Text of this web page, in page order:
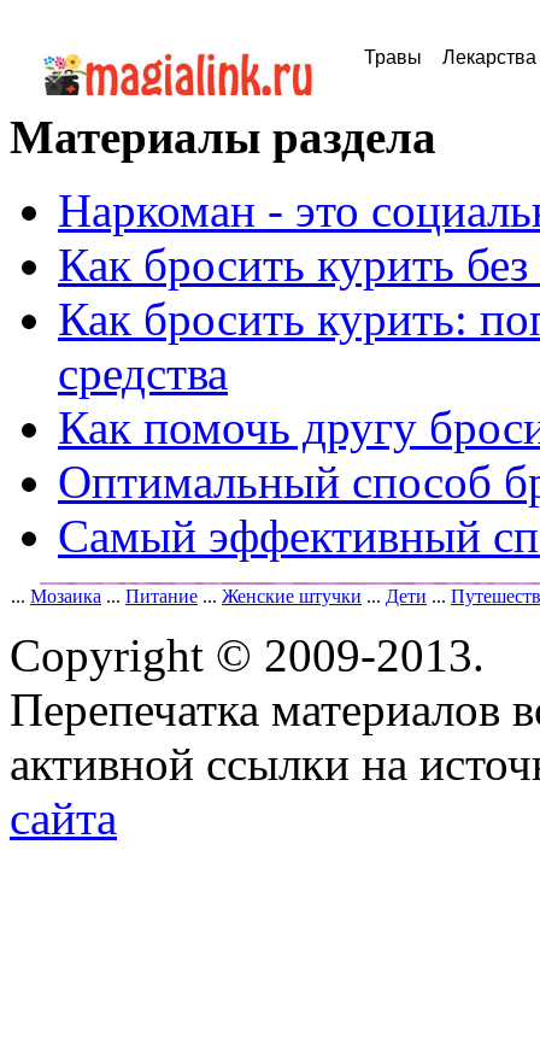
Травы Лекарства
Материалы раздела
Наркоман - это
Как бросить курить
Как бросить курить:
средства
Как помочь другу
Оптимальный способ
Самый эффективный
... Мозаика ... Питание ... Женские штучки ... Дети ...
Copyright © 2009-2013.
Перепечатка материалов
активной ссылки на
сайта